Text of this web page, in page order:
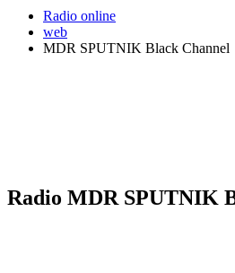
Radio online
web
MDR SPUTNIK Black Channel
Radio MDR SPUTNIK